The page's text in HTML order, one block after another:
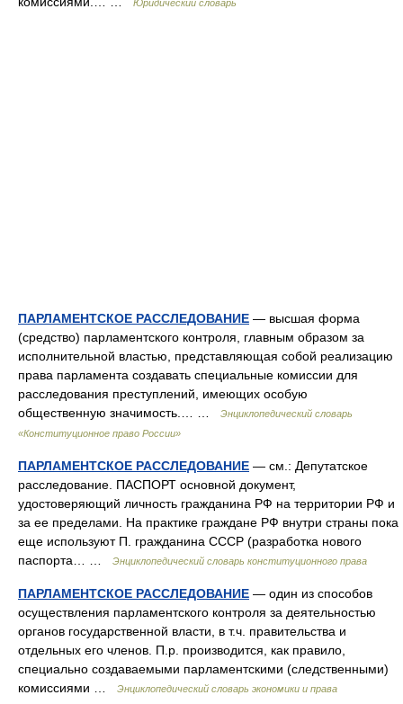
Юридический словарь
ПАРЛАМЕНТСКОЕ РАССЛЕДОВАНИЕ — высшая форма
(средство) парламентского контроля, главным образом за
исполнительной властью, представляющая собой реализацию
права парламента создавать специальные комиссии для
расследования преступлений, имеющих особую
общественную значимость.… …
Энциклопедический словарь
«Конституционное право России»
ПАРЛАМЕНТСКОЕ РАССЛЕДОВАНИЕ — см.: Депутатское
расследование. ПАСПОРТ основной документ,
удостоверяющий личность гражданина РФ на территории РФ и
за ее пределами. На практике граждане РФ внутри страны пока
еще используют П. гражданина СССР (разработка нового
паспорта… …
Энциклопедический словарь конституционного права
ПАРЛАМЕНТСКОЕ РАССЛЕДОВАНИЕ — один из способов
осуществления парламентского контроля за деятельностью
органов государственной власти, в т.ч. правительства и
отдельных его членов. П.р. производится, как правило,
специально создаваемыми парламентскими (следственными)
комиссиями …
Энциклопедический словарь экономики и права